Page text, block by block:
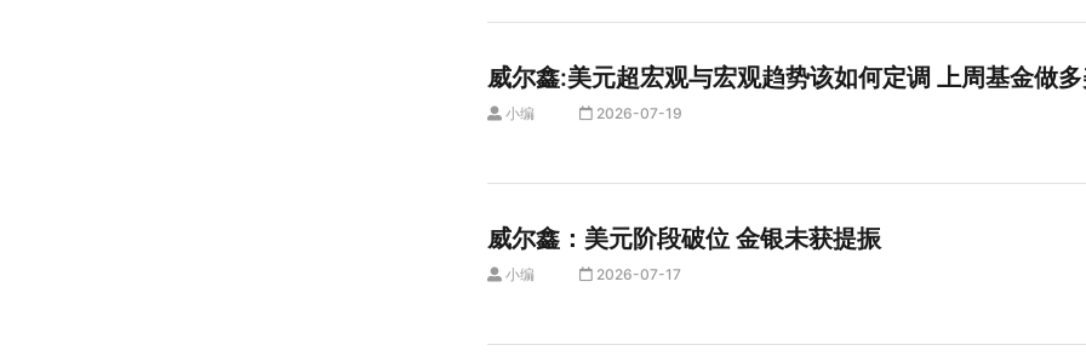
威尔鑫:美元超宏观与宏观趋势该如何定调 上周基金做
小编 2026-07-19
威尔鑫：美元阶段破位 金银未获提振
小编 2026-07-17